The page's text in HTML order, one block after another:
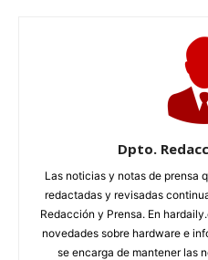
Dpto.
Las noticias y notas de prensa
redactadas y revisadas
Redacción y Prensa. En
novedades sobre hardware e
se encarga de mantener las